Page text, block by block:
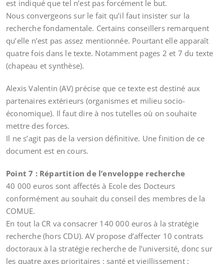
est indiqué que tel n’est pas forcément le but.
Nous convergeons sur le fait qu’il faut insister sur la
recherche fondamentale. Certains conseillers remarquent
qu’elle n’est pas assez mentionnée. Pourtant elle apparaît
quatre fois dans le texte. Notamment pages 2 et 7 du texte
(chapeau et synthèse).
Alexis Valentin (AV) précise que ce texte est destiné aux
partenaires extérieurs (organismes et milieu socio-
économique). Il faut dire à nos tutelles où on souhaite
mettre des forces.
Il ne s’agit pas de la version définitive. Une finition de ce
document est en cours.
Point 7 : Répartition de l’enveloppe recherche
40 000 euros sont affectés à Ecole des Docteurs
conformément au souhait du conseil des membres de la
COMUE.
En tout la CR va consacrer 140 000 euros à la stratégie
recherche (hors CDU). AV propose d’affecter 10 contrats
doctoraux à la stratégie recherche de l’université, donc sur
les quatre axes prioritaires : santé et vieillissement ;